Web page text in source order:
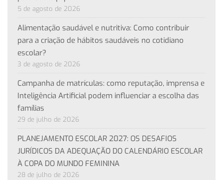
5 de agosto de 2026
Alimentação saudável e nutritiva: Como contribuir
para a criação de hábitos saudáveis no cotidiano
escolar?
3 de agosto de 2026
Campanha de matrículas: como reputação, imprensa e
Inteligência Artificial podem influenciar a escolha das
famílias
29 de julho de 2026
PLANEJAMENTO ESCOLAR 2027: OS DESAFIOS
JURÍDICOS DA ADEQUAÇÃO DO CALENDÁRIO ESCOLAR
À COPA DO MUNDO FEMININA
28 de julho de 2026